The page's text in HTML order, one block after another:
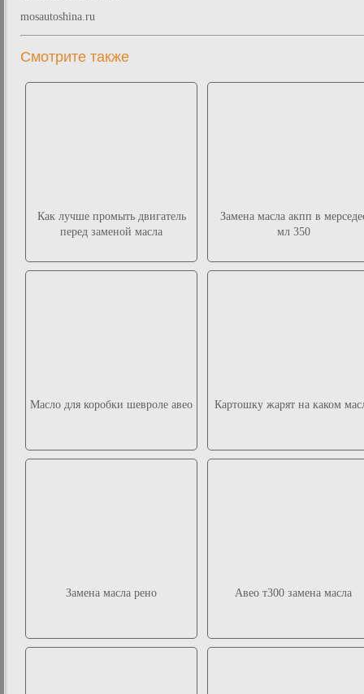
mosautoshina.ru
Смотрите также
Как лучше промыть двигатель
перед заменой масла
Замена масла акпп в
мл 350
Масло для коробки шевроле авео Картошку жарят на каком
Замена масла рено Авео т300 замена масла